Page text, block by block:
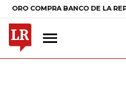
BANCO DE LA REPÚBLICA